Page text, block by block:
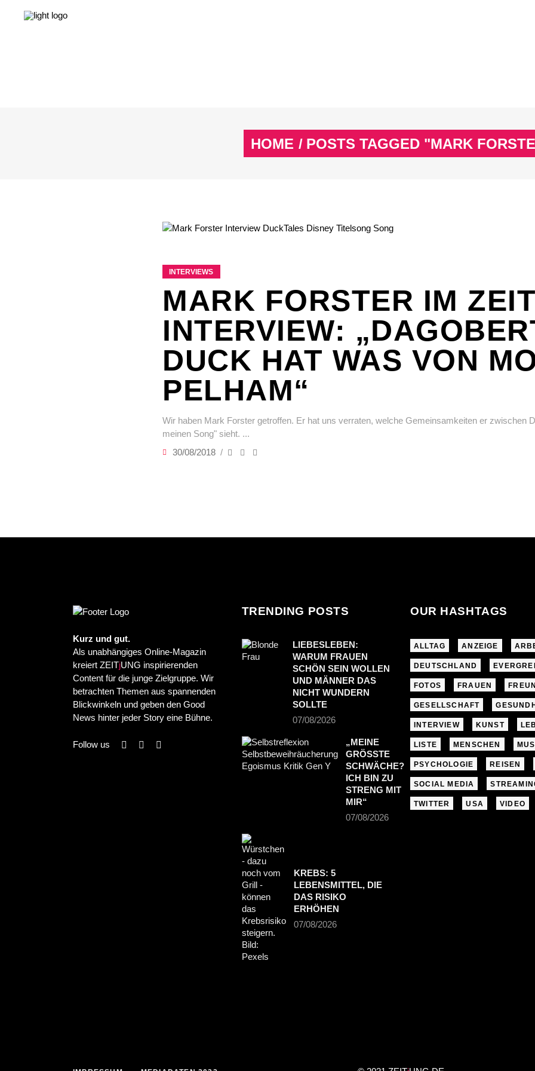
HOME / POSTS TAGGED "MARK
INTERVIEWS
MARK FORSTER IM
INTERVIEW:
DUCK HAT WAS VON
PELHAM“
Wir haben Mark Forster getroffen. Er hat uns verraten, welche Gemeinsamkeiten er zwischen
meinen Song" sieht.
30/08/2018
Kurz und gut.
Als unabhängiges Online-Magazin
kreiert ZEITjUNG inspirierenden
Content für die junge Zielgruppe. Wir
betrachten Themen aus spannenden
Blickwinkeln und geben den Good
News hinter jeder Story eine Bühne.
Follow us
TRENDING POSTS
LIEBESLEBEN:
WARUM FRAUEN
SCHÖN SEIN WOLLEN
UND MÄNNER DAS
NICHT WUNDERN
SOLLTE
07/08/2026
„MEINE
GRÖSSTE S
CHWÄCHE? I
CH BIN ZU S
TRENG MIT M
IR“
07/08/2026
KREBS: 5
LEBENSMITTEL, DIE
DAS RISIKO
ERHÖHEN
07/08/2026
OUR HASHTAGS
ALLTAG ANZEIGE
DEUTSCHLAND
FOTOS FRAUEN
GESELLSCHAFT
INTERVIEW KUNST
LISTE MENSCHEN
PSYCHOLOGIE REISEN
SOCIAL MEDIA
TWITTER USA VIDEO